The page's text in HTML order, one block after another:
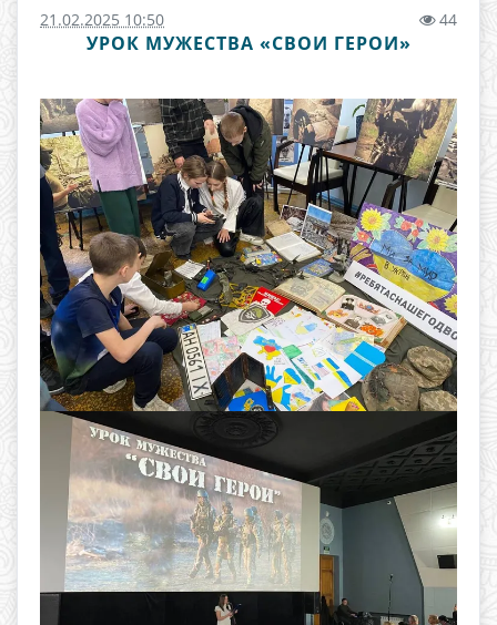
21.02.2025 10:50 44
УРОК МУЖЕСТВА «СВОИ ГЕРОИ»